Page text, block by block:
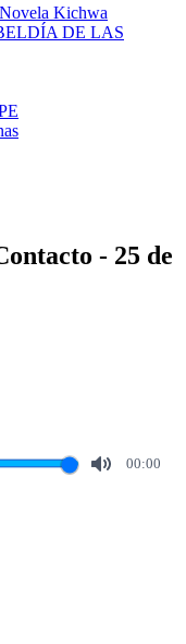
Kichwa
DE LAS
- 25 de
00:00